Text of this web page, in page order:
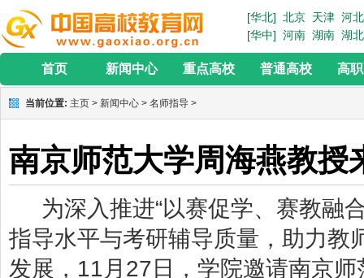
[华北] 北京 天津 河北
[华中] 河南 湖南 湖北
首页 新闻中心 重点高校 普通高校 高
当前位置: 主页 > 新闻中心 > 名师指导 >
南京师范大学周海燕教授
为深入推进“以赛促学、赛教融
指导水平与考研辅导质量，助力教
发展，11月27日，学院邀请南京